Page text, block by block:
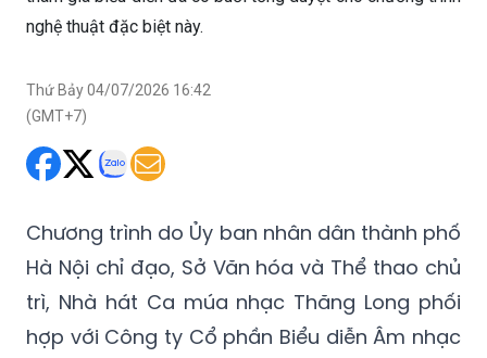
nghệ thuật đặc biệt này.
Thứ Bảy 04/07/2026 16:42
(GMT+7)
Chương trình do Ủy ban nhân dân thành phố
Hà Nội chỉ đạo, Sở Văn hóa và Thể thao chủ
trì, Nhà hát Ca múa nhạc Thăng Long phối
hợp với Công ty Cổ phần Biểu diễn Âm nhạc